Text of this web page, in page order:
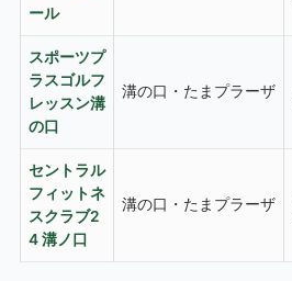
ール
スポーツプ
ラスゴルフ
レッスン溝
の口
溝の口・たまプラーザ
セントラル
フィットネ
スクラブ2
4 溝ノ口
溝の口・たまプラーザ